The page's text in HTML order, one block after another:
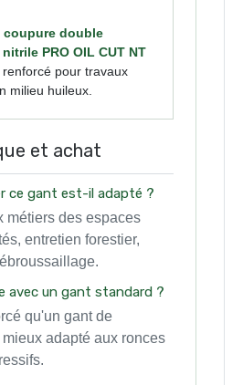
coupure double
PRO OIL CUT NT
renforcé pour travaux
milieu huileux.
et achat
ce gant est-il adapté ?
métiers des espaces
entretien forestier,
avec un gant standard ?
qu'un gant de
adapté aux ronces